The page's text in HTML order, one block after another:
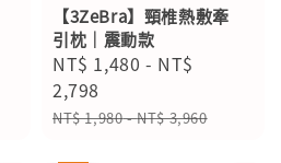
【3ZeBra】頸椎熱敷牽
引枕｜震動款
Sale
price
NT$ 1,480 - NT$
2,798
Regular
NT$ 1,980-NT$ 3,960